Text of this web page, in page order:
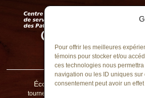
Pour offrir les meilleures
témoins pour stocker et/ou
ces technologies nous
navigation ou les ID uniques
consentement peut avoir un
École du Tourne-Vent
tourne-vent@cssp.gouv.qc.ca